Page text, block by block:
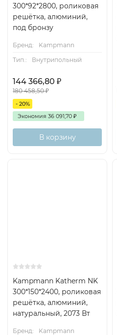
300*92*2800, роликовая
решётка, алюминий,
под бронзу
Бренд:
Kampmann
Тип.:
Внутрипольный
144 366,80 ₽
180 458,50₽
- 20%
Экономия 36 091,70 ₽
В корзину
Kampmann Katherm NK
300*150*2400, роликовая
решётка, алюминий,
натуральный, 2073 Вт
Бренд:
Kampmann